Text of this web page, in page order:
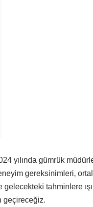
yılında gümrük
gereksinimleri,
tahminlere
geçireceğiz.